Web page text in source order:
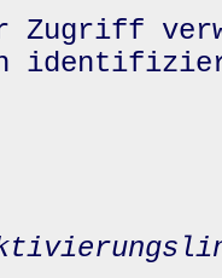
Zugriff